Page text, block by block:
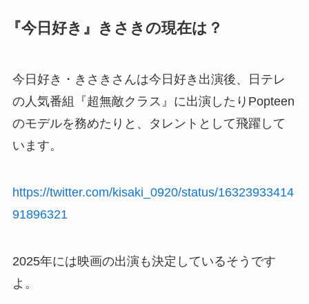
『今日好き』きさきの現在は？
今日好き・きさきさんは今日好き出演後、日テレ
の人気番組『超無敵クラス』に出演したりPopteen
のモデルを務めたりと、タレントとして飛躍して
います。
https://twitter.com/kisaki_0920/status/16323933414
91896321
2025年には映画の出演も決定しているそうです
よ。